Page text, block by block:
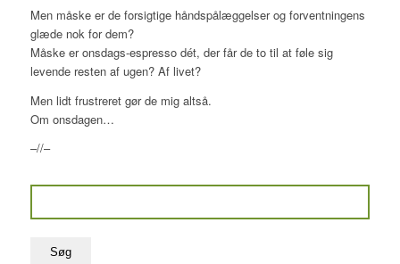
Men måske er de forsigtige håndspålæggelser og forventningens
glæde nok for dem?
Måske er onsdags-espresso dét, der får de to til at føle sig
levende resten af ugen? Af livet?
Men lidt frustreret gør de mig altså.
Om onsdagen…
–//–